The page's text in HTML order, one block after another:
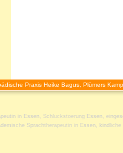
Praxis Heike Bagus, Plümers
in Essen , Schluckstoerung Essen ,
Sprachtherapeutin in Essen , kindliche